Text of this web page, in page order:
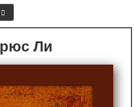
Брюс Ли